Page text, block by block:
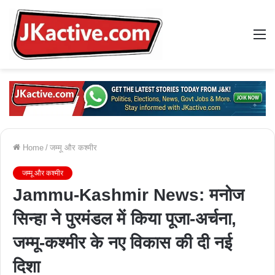
Home / जम्मू और कश्मीर
जम्मू और कश्मीर
Jammu-Kashmir News: मनोज
सिन्हा ने पुरमंडल में किया पूजा-अर्चना,
जम्मू-कश्मीर के नए विकास की दी नई
दिशा